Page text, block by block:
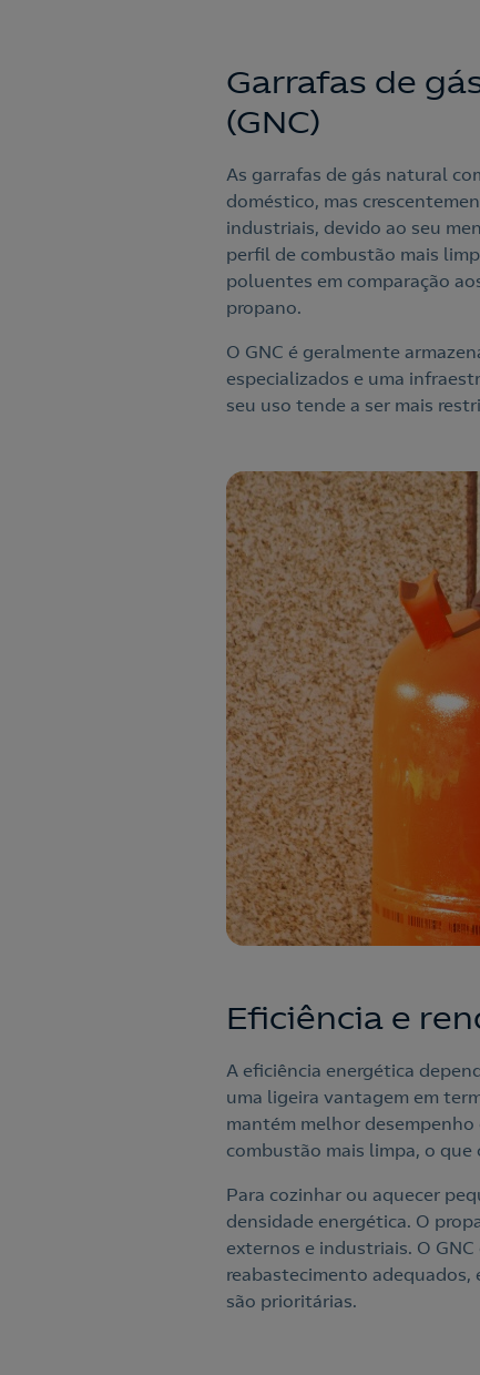
Garrafas de
(GNC)
As garrafas de gás natural
doméstico, mas
industriais, devido ao seu
perfil de combustão mais
poluentes em comparação
propano.
O GNC é geralmente
especializados e uma
seu uso tende a ser mais
Eficiência e
A eficiência energética
uma ligeira vantagem em
mantém melhor
combustão mais limpa, o
Para cozinhar ou aquecer
densidade energética. O
externos e industriais. O
reabastecimento adequados,
são prioritárias.